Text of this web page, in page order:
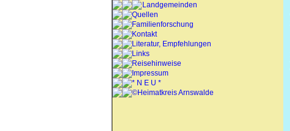
Landgemeinden
Quellen
Familienforschung
Kontakt
Literatur, Empfehlungen
Links
Reisehinweise
Impressum
* N E U *
©Heimatkreis Arnswalde